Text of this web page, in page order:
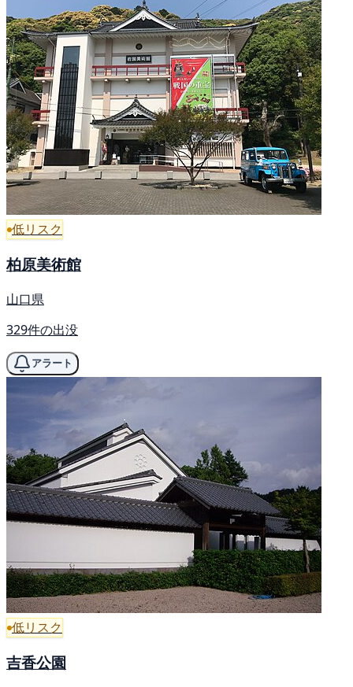
低リスク
柏原美術館
山口県
329件の出没
アラート
低リスク
吉香公園